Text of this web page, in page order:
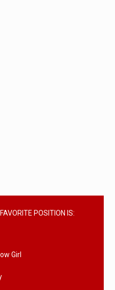
POSITION IS:
Girl